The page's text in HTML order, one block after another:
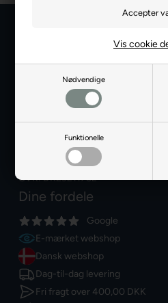
Nødvendige
Funktionelle
Vis cookie
+45 86910300
info@dartshop.dk
CVR: DK29211752
Dine fordele
Google
E-mærket webshop
Dansk webshop
Dag-til-dag levering
Fri fragt over 400,00 DKK